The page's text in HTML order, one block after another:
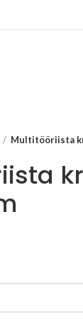
Multitööriista